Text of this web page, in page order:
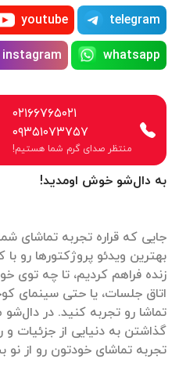
به دال‌شو خوش اومدید!
جایی که قراره تجربه تماشای
بهترین ویدئو پروژکتورها رو
زنده فراهم کردیم، تا چه توی
اتاق جلسات، یا حتی سینمای
تماشا رو تجربه کنید. در
گذاشتن به دنیایی از جزئیات و
تجربه تماشای خودتون رو از نو
telegram
youtube
whatsapp
instagram
۰۲۱۶۶۷۶۵۰۲۱
۰۹۳۵۱۰۷۳۷۵۷
منتظر صدای گرم شما هستیم!